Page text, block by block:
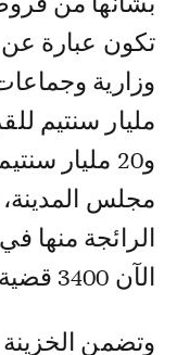
تكون عبارة
مليار سنتيم
و20 مليار
مجلس
الرائجة منها
الآن 3400 قضية.
وتضمن